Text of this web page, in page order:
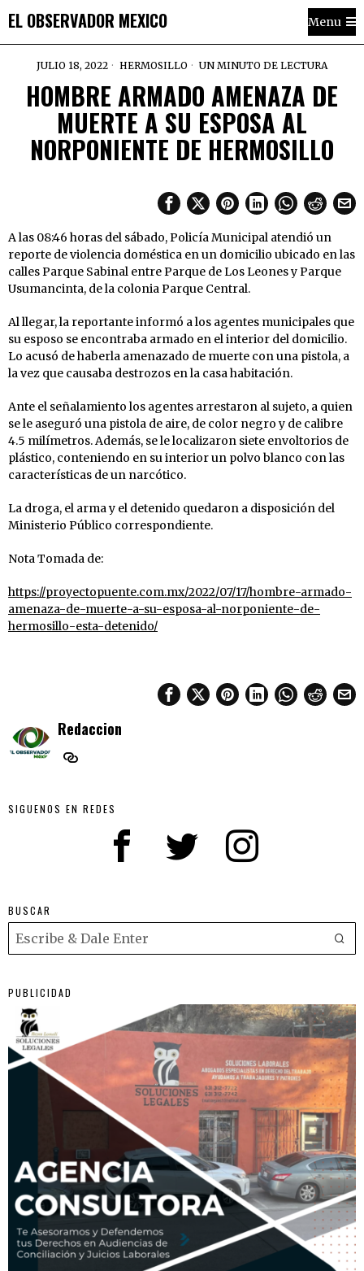
EL OBSERVADOR MEXICO Menu
JULIO 18, 2022 HERMOSILLO UN MINUTO DE LECTURA
HOMBRE ARMADO AMENAZA DE
MUERTE A SU ESPOSA AL
NORPONIENTE DE HERMOSILLO
A las 08:46 horas del sábado, Policía Municipal atendió un
reporte de violencia doméstica en un domicilio ubicado en las
calles Parque Sabinal entre Parque de Los Leones y Parque
Usumancinta, de la colonia Parque Central.
Al llegar, la reportante informó a los agentes municipales que
su esposo se encontraba armado en el interior del domicilio.
Lo acusó de haberla amenazado de muerte con una pistola, a
la vez que causaba destrozos en la casa habitación.
Ante el señalamiento los agentes arrestaron al sujeto, a quien
se le aseguró una pistola de aire, de color negro y de calibre
4.5 milímetros. Además, se le localizaron siete envoltorios de
plástico, conteniendo en su interior un polvo blanco con las
características de un narcótico.
La droga, el arma y el detenido quedaron a disposición del
Ministerio Público correspondiente.
Nota Tomada de:
https://proyectopuente.com.mx/2022/07/17/hombre-armado-
amenaza-de-muerte-a-su-esposa-al-norponiente-de-
hermosillo-esta-detenido/
Redaccion
SIGUENOS EN REDES
BUSCAR
PUBLICIDAD